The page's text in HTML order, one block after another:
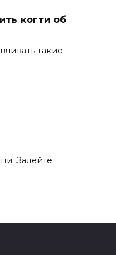
когти об
такие
Залейте